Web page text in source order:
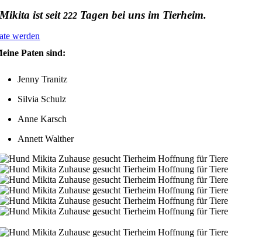
Mikita ist seit222 Tagen bei uns im Tierheim.
werden
Paten sind:
Jenny Tranitz
Silvia Schulz
Anne Karsch
Annett Walther